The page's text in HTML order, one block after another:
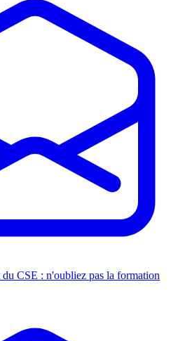
CSE : n'oubliez pas la formation